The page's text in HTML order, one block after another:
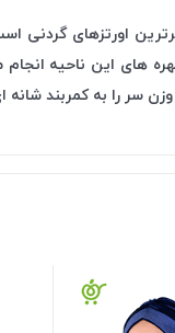
اورتزهای
های این ناحیه
سر را به کمربند شانه